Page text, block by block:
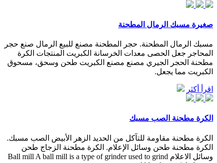
صغيرة مسبك الرمال المطحنة
مسبك الرمال المطحنة. حجر المطحنة مصنع للبيع الرمال صنع حجر
المحاجر جعل الحصى معدات الخرسانة الكبريت المنتجات الكرة
مطحنة الحجر الجيري مصنع مصنع الكبريت طحن وسحق، مسحوق
الكبريت مما يجعل.
اقرأ أكثر
الكرة مطحنة الصب مسبك
الكرة مطحنة مقاومة للتآكل من الحديد الزهر الأبيض الصب مسبك.
الكرة مطحنة طحن وسائل الإعلام. الكرة مطحنة الزجاج طحن
وسائل الاعلام Ball mill A ball mill is a type of grinder used to grind